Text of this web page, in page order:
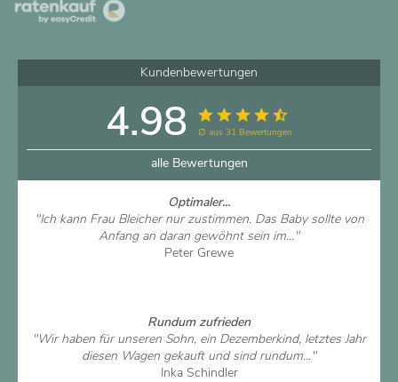
Kundenbewertungen
4.98 ∅ aus 31 Bewertungen
alle Bewertungen
Optimaler...
"Ich kann Frau Bleicher nur zustimmen. Das Baby sollte von
Anfang an daran gewöhnt sein im..."
Peter Grewe
Rundum zufrieden
"Wir haben für unseren Sohn, ein Dezemberkind, letztes Jahr
diesen Wagen gekauft und sind rundum..."
Inka Schindler